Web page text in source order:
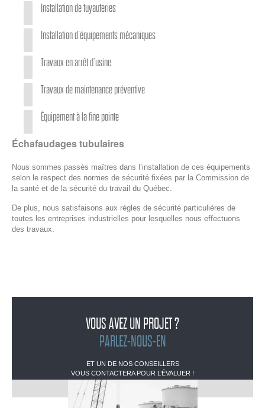
Installation de tuyauteries
Installation d’équipements mécaniques
Travaux en arrêt d’usine
Travaux de maintenance préventive
Équipement à la fine pointe
Échafaudages tubulaires
Nous sommes passés maîtres dans l’installation de ces équipements
selon le respect des normes de sécurité fixées par la Commission de
la santé et de la sécurité du travail du Québec.
De plus, nous satisfaisons aux règles de sécurité particulières de
toutes les entreprises industrielles pour lesquelles nous effectuons
des travaux.
VOUS AVEZ UN PROJET ?
PARLEZ-NOUS-EN
ET UN DE NOS CONSEILLERS
VOUS CONTACTERA POUR L’ÉVALUER !